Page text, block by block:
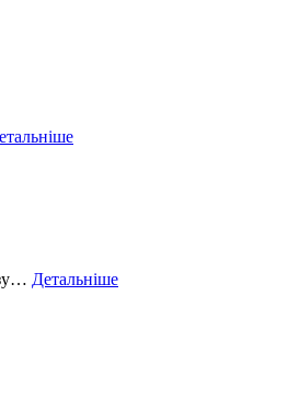
Детальніше